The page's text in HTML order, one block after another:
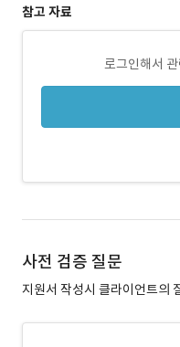
참고 자료
로그인해서
사전 검증 질문
지원서 작성시 클라이언트의